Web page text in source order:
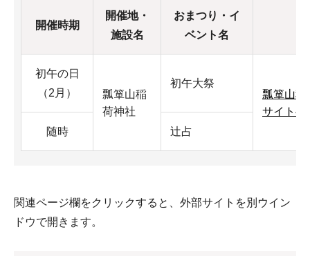
開催時期
開催地・
施設名
おまつり・イ
ベント名
初午の日
（2月）
瓢箪山稲
荷神社
初午大祭
瓢箪山稲
サイトへ
随時
辻占
関連ページ欄をクリックすると、外部サイトを別ウイン
ドウで開きます。